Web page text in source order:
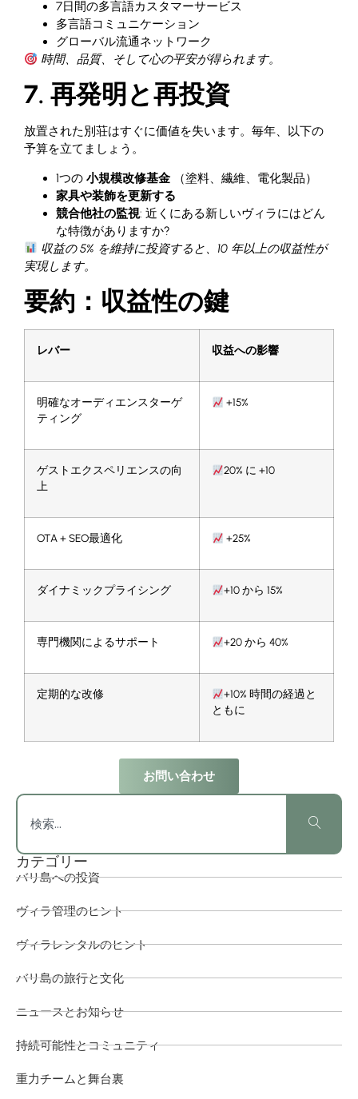
7日間の多言語カスタマーサービス
多言語コミュニケーション
グローバル流通ネットワーク
時間、品質、そして心の平安が得られます。
7. 再発明と再投資
放置された別荘はすぐに価値を失います。毎年、以下の
予算を立てましょう。
1つの 小規模改修基金 （塗料、繊維、電化製品）
家具や装飾を更新する
競合他社の監視: 近くにある新しいヴィラにはどん
な特徴がありますか?
収益の 5% を維持に投資すると、10 年以上の収益性が
実現します。
要約：収益性の鍵
レバー 収益への影響
明確なオーディエンスターゲ
ティング
+15%
ゲストエクスペリエンスの向
上
20% に +10
OTA + SEO最適化 +25%
ダイナミックプライシング +10 から 15%
専門機関によるサポート +20 から 40%
定期的な改修
+10% 時間の経過と
ともに
お問い合わせ
カテゴリー
バリ島への投資
ヴィラ管理のヒント
ヴィラレンタルのヒント
バリ島の旅行と文化
ニュースとお知らせ
持続可能性とコミュニティ
重力チームと舞台裏